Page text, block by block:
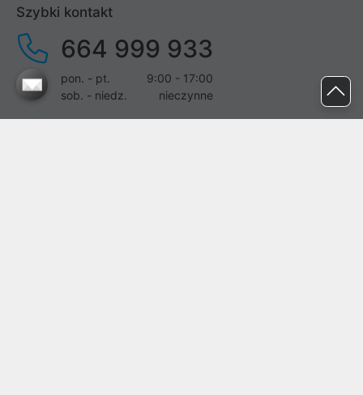
Szybki kontakt
664 999 933
pon. - pt.
9:00 - 17:00
sob. - niedz.
nieczynne